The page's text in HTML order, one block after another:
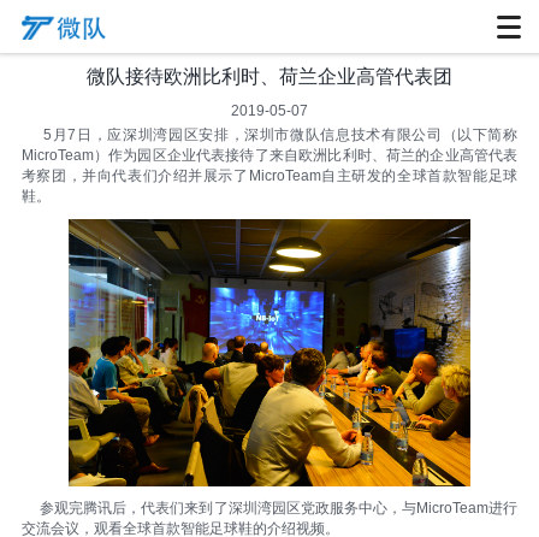
微队接待欧洲比利时、荷兰企业高管代表团
2019-05-07
5月7日，应深圳湾园区安排，深圳市微队信息技术有限公司（以下简称
MicroTeam）作为园区企业代表接待了来自欧洲比利时、荷兰的企业高管代表
考察团，并向代表们介绍并展示了MicroTeam自主研发的全球首款智能足球
鞋。
参观完腾讯后，代表们来到了深圳湾园区党政服务中心，与MicroTeam进行
交流会议，观看全球首款智能足球鞋的介绍视频。